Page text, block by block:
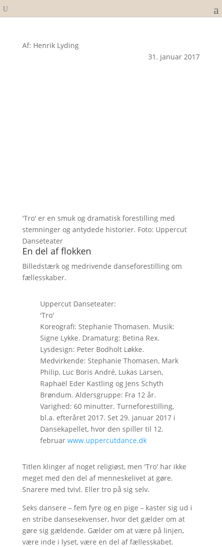
Af: Henrik Lyding
31. januar 2017
'Tro' er en smuk og dramatisk forestilling med
stemninger og antydede historier. Foto: Uppercut
Danseteater
En del af flokken
Billedstærk og medrivende danseforestilling om
fællesskaber.
Uppercut Danseteater:
'Tro'
Koreografi: Stephanie Thomasen. Musik:
Signe Lykke. Dramaturg: Betina Rex.
Lysdesign: Peter Bodholt Løkke.
Medvirkende: Stephanie Thomasen, Mark
Philip, Luc Boris André, Lukas Larsen,
Raphaël Eder Kastling og Jens Schyth
Brøndum. Aldersgruppe: Fra 12 år.
Varighed: 60 minutter. Turneforestilling,
bl.a. efteråret 2017. Set 29. januar 2017 i
Dansekapellet, hvor den spiller til 12.
februar www.uppercutdance.dk
Titlen klinger af noget religiøst, men 'Tro' har ikke
meget med den del af menneskelivet at gøre.
Snarere med tvivl. Eller tro på sig selv.
Seks dansere – fem fyre og en pige – kaster sig ud i
en stribe dansesekvenser, hvor det gælder om at
gøre sig gældende. Gælder om at være på linjen,
være inde i lyset, være en del af fællesskabet.